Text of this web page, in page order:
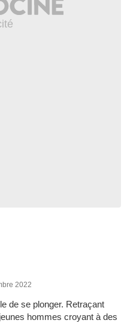
2022
de se plonger. Retraçant
hommes croyant à des